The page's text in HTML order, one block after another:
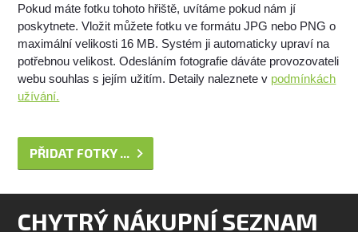
Pokud máte fotku tohoto hřiště, uvítáme pokud nám jí
poskytnete. Vložit můžete fotku ve formátu JPG nebo PNG o
maximální velikosti 16 MB. Systém ji automaticky upraví na
potřebnou velikost. Odesláním fotografie dáváte provozovateli
webu souhlas s jejím užitím. Detaily naleznete v podmínkách
užívání.
PŘIDAT FOTKY ...
CHYTRÝ NÁKUPNÍ SEZNAM